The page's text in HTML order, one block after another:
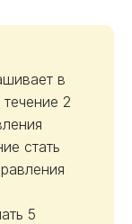
в
2
стать
5